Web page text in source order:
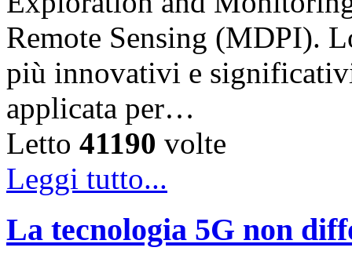
Remote Sensing (MDPI).
più innovativi e
applicata per…
Letto 41190 volte
Leggi tutto...
La tecnologia 5G non